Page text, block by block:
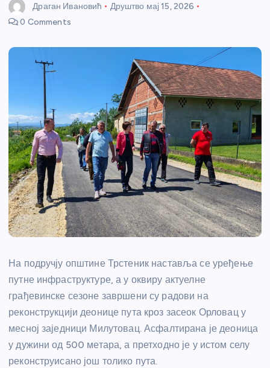
Драган Ивановић Друштво мај 15, 2026
0 Comments
На подручју општине Трстеник наставља се уређење
путне инфраструктуре, а у оквиру актуелне
грађевинске сезоне завршени су радови на
реконструкцији деонице пута кроз засеок Орловац у
месној заједници Милутовац. Асфалтирана је деоница
у дужини од 500 метара, а претходно је у истом селу
реконструисано још толико пута.